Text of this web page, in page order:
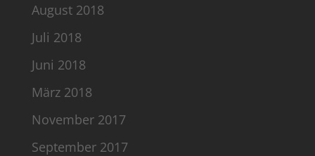
August 2018
Juli 2018
Juni 2018
März 2018
November 2017
September 2017